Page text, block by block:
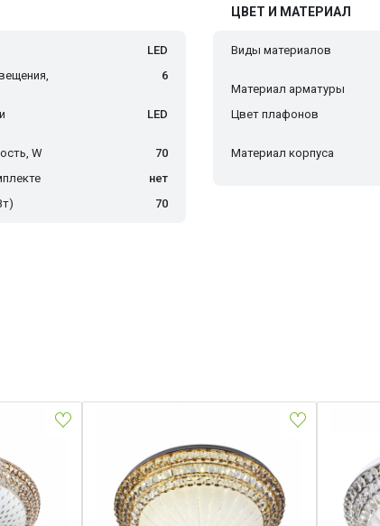
LED
6
LED
W
70
нет
70
ЦВЕТ И МАТЕРИАЛ
Виды материалов
Материал арматуры
Цвет плафонов
Материал корпуса